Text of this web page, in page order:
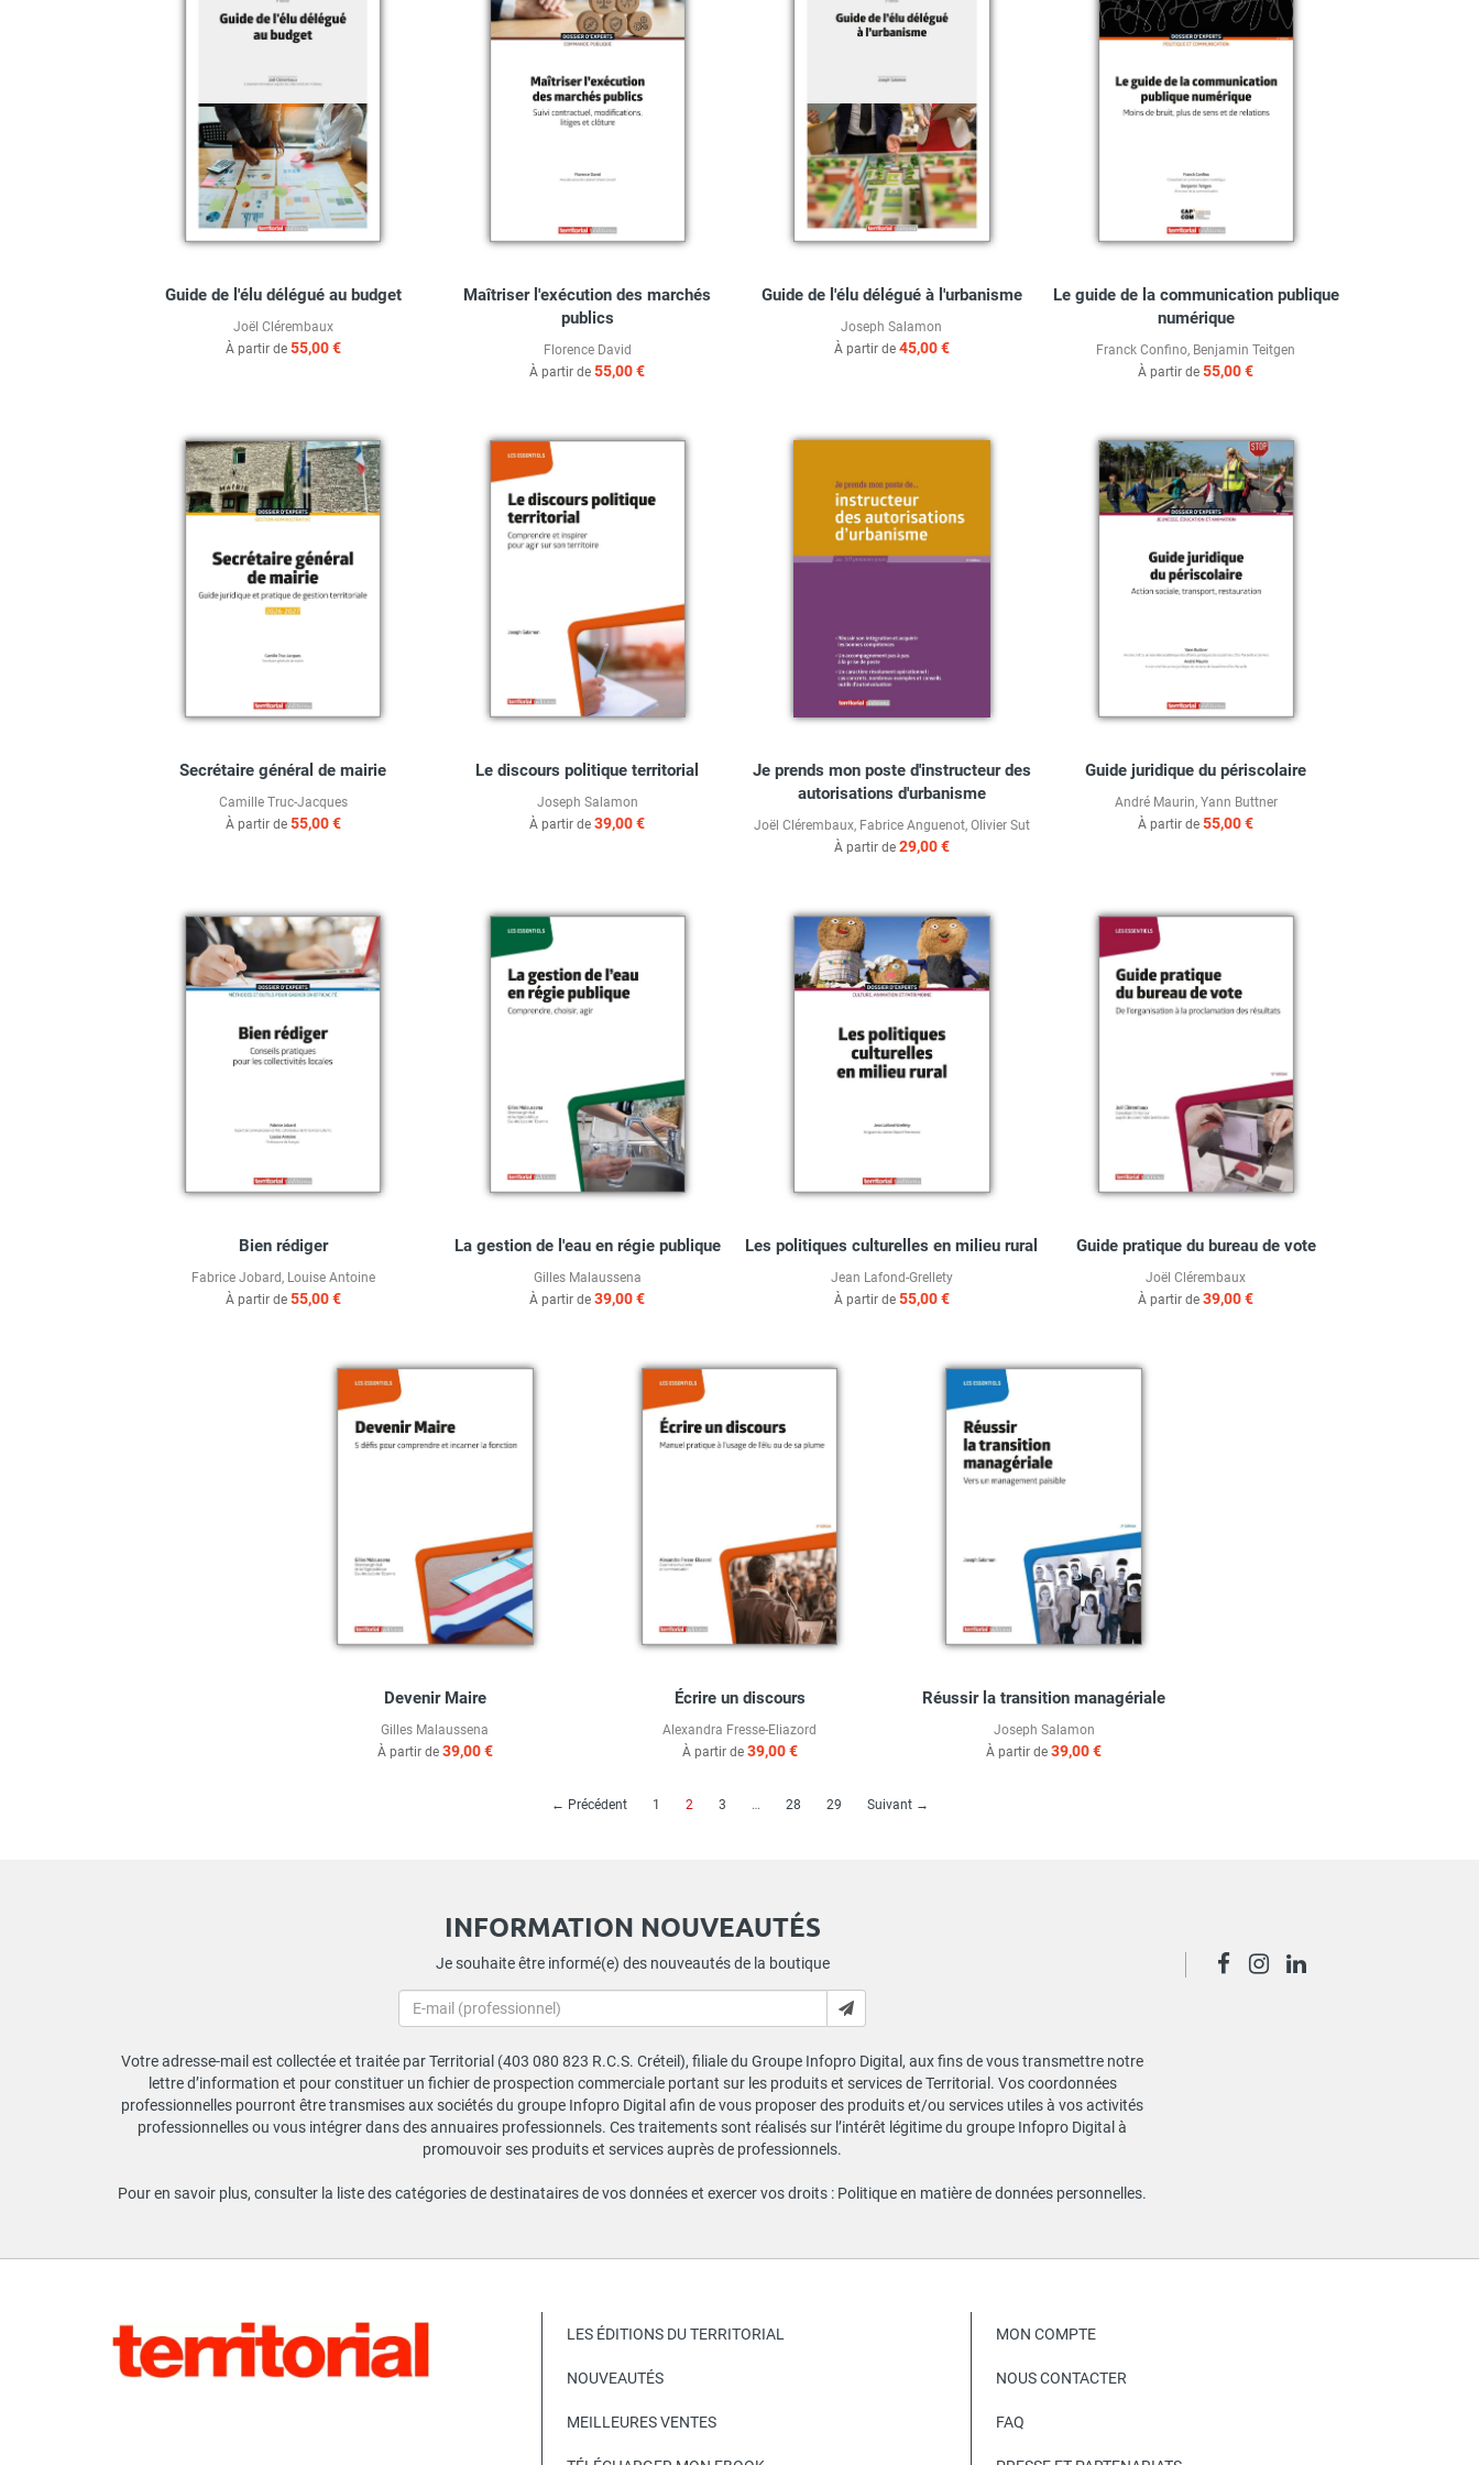
Guide de l'élu délégué au budget
Joël Clérembaux
À partir de 55,00 €
Maîtriser l'exécution des marchés
publics
Florence David
À partir de55,00 €
Guide de l'élu délégué à l'urbanisme
Joseph Salamon
À partir de 45,00 €
Le guide de la communication publique
numérique
Franck Confino, Benjamin Teitgen
À partir de55,00 €
Secrétaire général de mairie
Camille Truc-Jacques
À partir de 55,00 €
Le discours politique territorial
Joseph Salamon
À partir de39,00 €
Je prends mon poste d'instructeur des
autorisations d'urbanisme
Joël Clérembaux, Fabrice Anguenot, Olivier Sut
À partir de 29,00 €
Guide juridique du périscolaire
André Maurin, Yann Buttner
À partir de55,00 €
Bien rédiger
Fabrice Jobard, Louise Antoine
À partir de 55,00 €
La gestion de l'eau en régie publique
Gilles Malaussena
À partir de39,00 €
Les politiques culturelles en milieu rural
Jean Lafond-Grellety
À partir de 55,00 €
Guide pratique du bureau de vote
Joël Clérembaux
À partir de39,00 €
Devenir Maire
Gilles Malaussena
À partir de 39,00 €
Écrire un discours
Alexandra Fresse-Eliazord
À partir de 39,00 €
Réussir la transition managériale
Joseph Salamon
À partir de39,00 €
← Précédent 1 2(current)
3 … 28 29 Suivant →
INFORMATION NOUVEAUTÉS
Je souhaite être informé(e) des nouveautés de la boutique
Votre adresse-mail est collectée et traitée par Territorial (403 080 823 R.C.S. Créteil), filiale du Groupe Infopro Digital, aux fins de vous transmettre notre
lettre d’information et pour constituer un fichier de prospection commerciale portant sur les produits et services de Territorial. Vos coordonnées
professionnelles pourront être transmises aux sociétés du groupe Infopro Digital afin de vous proposer des produits et/ou services utiles à vos activités
professionnelles ou vous intégrer dans des annuaires professionnels. Ces traitements sont réalisés sur l’intérêt légitime du groupe Infopro Digital à
promouvoir ses produits et services auprès de professionnels.
Pour en savoir plus, consulter la liste des catégories de destinataires de vos données et exercer vos droits : Politique en matière de données personnelles.
LES ÉDITIONS DU TERRITORIAL
NOUVEAUTÉS
MEILLEURES VENTES
MON COMPTE
NOUS CONTACTER
FAQ